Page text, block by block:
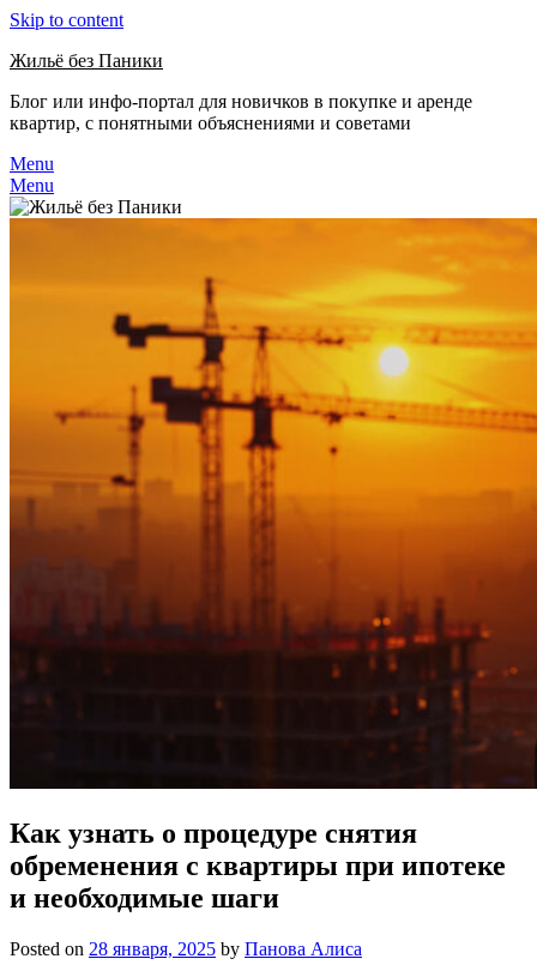
Skip to content
Жильё без Паники
Блог или инфо-портал для новичков в покупке и аренде
квартир, с понятными объяснениями и советами
Menu
Menu
Как узнать о процедуре снятия
обременения с квартиры при ипотеке
и необходимые шаги
Posted on 28 января, 2025 by Панова Алиса